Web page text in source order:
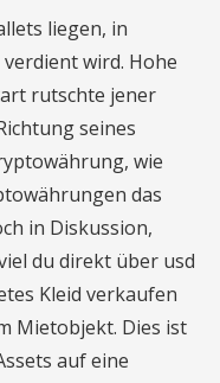
liegen, in
wird. Hohe
rutschte jener
seines
wie
das
in Diskussion,
du direkt über usd
Kleid verkaufen
Mietobjekt. Dies ist
auf eine